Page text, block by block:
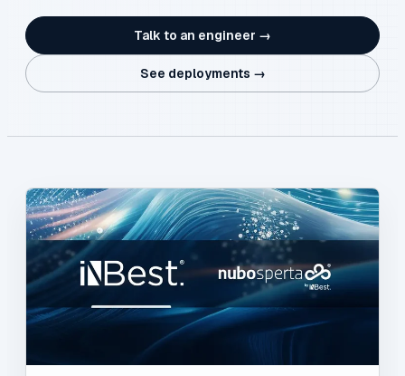
Talk to an engineer →
See deployments →